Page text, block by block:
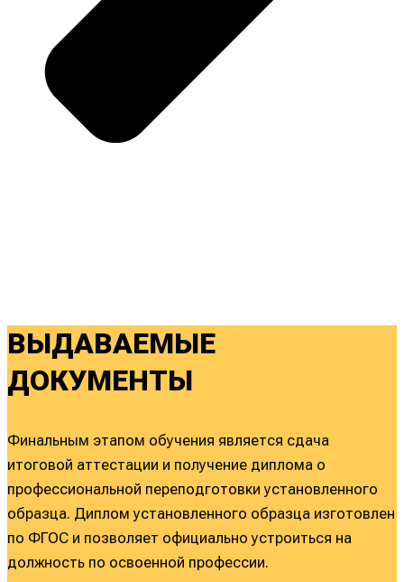
ВЫДАВАЕМЫЕ
ДОКУМЕНТЫ
Финальным этапом обучения является сдача
итоговой аттестации и получение диплома о
профессиональной переподготовки установленного
образца. Диплом установленного образца изготовлен
по ФГОС и позволяет официально устроиться на
должность по освоенной профессии.